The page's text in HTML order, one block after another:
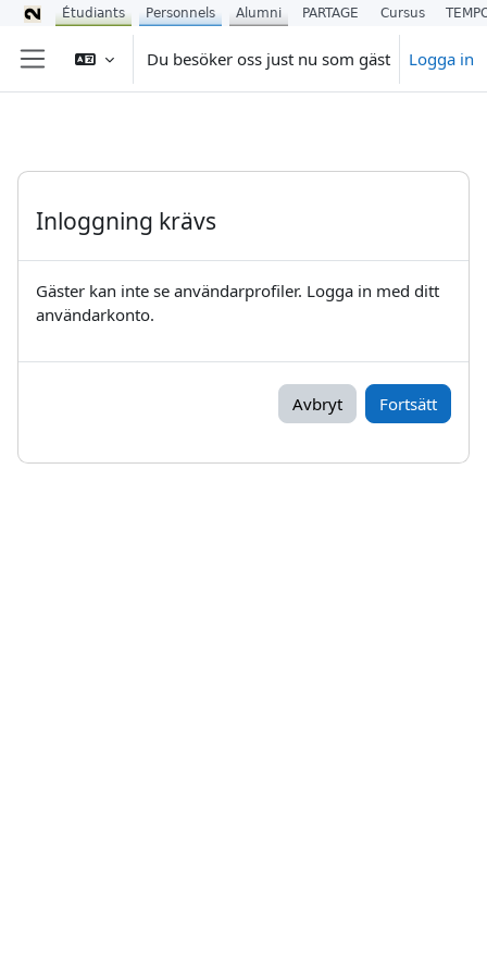
Gå direkt till huvudinnehåll
Du besöker oss just nu som gäst Logga in
Inloggning krävs
Gäster kan inte se användarprofiler. Logga in med ditt
användarkonto.
Avbryt Fortsätt
Étudiants Personnels Alumni PARTAGE Cursus